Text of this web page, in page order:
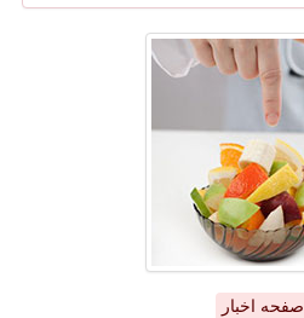
صفحه اخبار